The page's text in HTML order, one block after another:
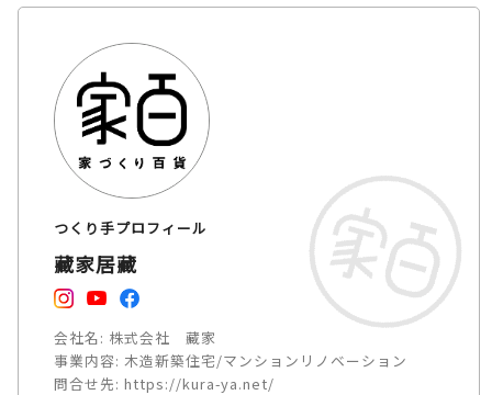
つくり手プロフィール
藏家居藏
会社名: 株式会社 藏家
事業内容: 木造新築住宅/マンションリノベーション
問合せ先: https://kura-ya.net/